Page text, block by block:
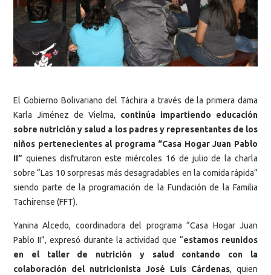
El Gobierno Bolivariano del Táchira a través de la primera dama
Karla Jiménez de Vielma, continúa impartiendo educación
sobre nutrición y salud a los padres y representantes de los
niños pertenecientes al programa “Casa Hogar Juan Pablo
II” quienes disfrutaron este miércoles 16 de julio de la charla
sobre “Las 10 sorpresas más desagradables en la comida rápida”
siendo parte de la programación de la Fundación de la Familia
Tachirense (FFT).
Yanina Alcedo, coordinadora del programa “Casa Hogar Juan
Pablo II”, expresó durante la actividad que “estamos reunidos
en el taller de nutrición y salud contando con la
colaboración del nutricionista José Luis Cárdenas, quien